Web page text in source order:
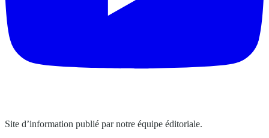
Site d’information publié par notre équipe éditoriale.